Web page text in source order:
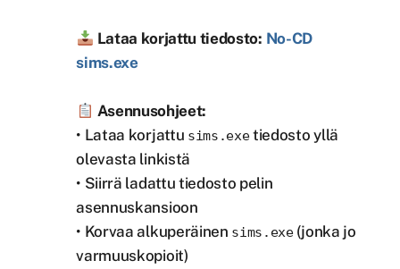
Lataa korjattu tiedosto: No-CD
sims.exe
Asennusohjeet:
• Lataa korjattu sims.exetiedosto yllä
olevasta linkistä
• Siirrä ladattu tiedosto pelin
asennuskansioon
• Korvaa alkuperäinen sims.exe(jonka jo
varmuuskopioit)